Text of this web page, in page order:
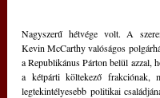
Nagyszerű hétvége volt. A
Kevin McCarthy valóságos
a Republikánus Párton belül azzal,
a kétpárti költekező frakciónak,
legtekintélyesebb politikai